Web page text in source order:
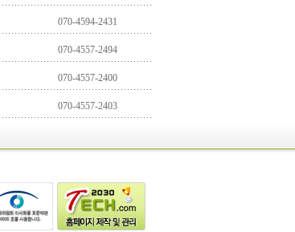
070-4594-2431
070-4557-2494
070-4557-2400
070-4557-2403